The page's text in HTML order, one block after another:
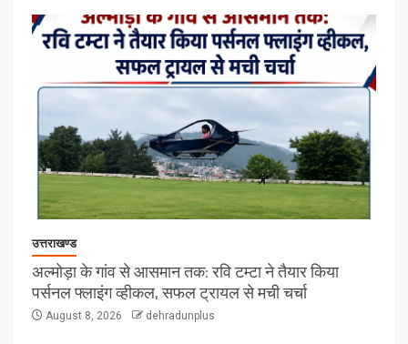
उत्तराखण्ड
अल्मोड़ा के गांव से आसमान तक: रवि टम्टा ने तैयार किया
पर्सनल फ्लाइंग व्हीकल, सफल ट्रायल से मची चर्चा
August 8, 2026 dehradunplus